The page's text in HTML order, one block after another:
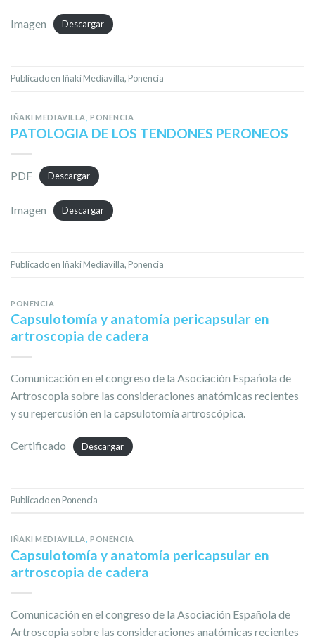
Imagen Descargar
Publicado en Iñaki Mediavilla, Ponencia
IÑAKI MEDIAVILLA ,PONENCIA
PATOLOGIA DE LOS TENDONES PERONEOS
PDF Descargar
Imagen Descargar
Publicado en Iñaki Mediavilla, Ponencia
PONENCIA
Capsulotomía y anatomía pericapsular en
artroscopia de cadera
Comunicación en el congreso de la Asociación Espańola de
Artroscopia sobre las consideraciones anatómicas recientes
y su repercusión en la capsulotomía artroscópica.
Certificado Descargar
Publicado en Ponencia
IÑAKI MEDIAVILLA ,PONENCIA
Capsulotomía y anatomía pericapsular en
artroscopia de cadera
Comunicación en el congreso de la Asociación Española de
Artroscopia sobre las consideraciones anatómicas recientes